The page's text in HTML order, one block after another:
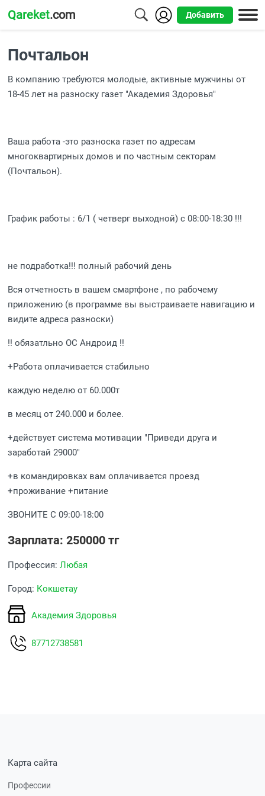
Qareket.com Добавить
Алматы
Астана
Усть-
Каменогорск
Почтальон
В компанию требуются молодые, активные мужчины от
18-45 лет на разноску газет "Академия Здоровья"
Ваша работа -это разноска газет по адресам
многоквартирных домов и по частным секторам
(Почтальон).
График работы : 6/1 ( четверг выходной) с 08:00-18:30 !!!
не подработка!!! полный рабочий день
Вся отчетность в вашем смартфоне , по рабочему
приложению (в программе вы выстраиваете навигацию и
видите адреса разноски)
!! обязатльно ОС Андроид !!
+Работа оплачивается стабильно
каждую неделю от 60.000т
в месяц от 240.000 и более.
+действует система мотивации "Приведи друга и
заработай 29000"
+в командировках вам оплачивается проезд
+проживание +питание
ЗВОНИТЕ С 09:00-18:00
Зарплата: 250000 тг
Профессия:Любая
Город: Кокшетау
Академия Здоровья
87712738581
Карта сайта
Профессии